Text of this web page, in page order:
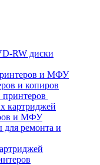
RW диски
и МФУ
и копиров
принтеров
картриджей
и МФУ
для ремонта и